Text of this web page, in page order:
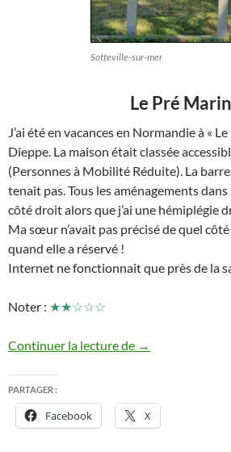
Sotteville-sur-mer
Le Pré Marin
J’ai été en vacances en Normandie à «
Dieppe. La maison était classée
(Personnes à Mobilité Réduite). La
tenait pas. Tous les aménagements
côté droit alors que j’ai une hémiplégie
Ma sœur n’avait pas précisé de quel
quand elle a réservé !
Internet ne fonctionnait que près de la
Noter : ★★☆☆☆
Continuer la lecture de Du 05 au 13/
→
PARTAGER :
Facebook X